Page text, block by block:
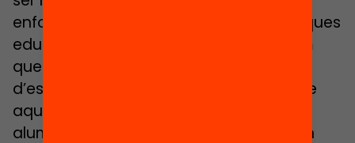
enfocament que articuli diverses polítiques
educatives. Per exemple, si aconseguim
que el FxF estigui vinculat a estratègies
d’escolarització equilibrada, és a dir que
aquells centres que escolaritzin més
alumnat amb dificultats o que redueixin